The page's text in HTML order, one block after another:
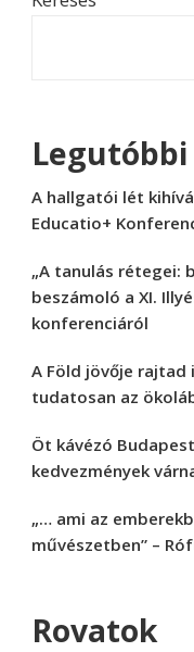
A hallgatói lét
Educatio+
„A tanulás rétegei:
beszámoló a XI.
konferenciáról
A Föld jövője rajtad
tudatosan az
Öt kávézó
kedvezmények
„… ami az
művészetben” –
Rovatok